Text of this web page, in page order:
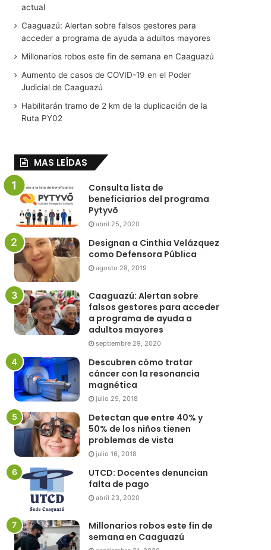
actual
Caaguazú: Alertan sobre falsos gestores para
acceder a programa de ayuda a adultos mayores
Millonarios robos este fin de semana en Caaguazú
Aumento de casos de COVID-19 en el Poder
Judicial de Caaguazú
Habilitarán tramo de 2 km de la duplicación de la
Ruta PY02
MAS LEÍDAS
Consulta lista de
beneficiarios del programa
Pytyvõ
abril 25, 2020
Designan a Cinthia Velázquez
como Defensora Pública
agosto 28, 2019
Caaguazú: Alertan sobre
falsos gestores para acceder
a programa de ayuda a
adultos mayores
septiembre 29, 2020
Descubren cómo tratar
cáncer con la resonancia
magnética
julio 29, 2018
Detectan que entre 40% y
50% de los niños tienen
problemas de vista
julio 16, 2018
UTCD: Docentes denuncian
falta de pago
abril 23, 2020
Millonarios robos este fin de
semana en Caaguazú